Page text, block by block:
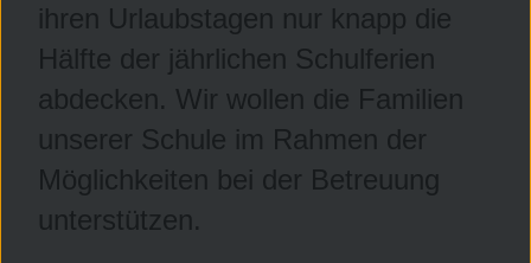
ihren Urlaubstagen nur knapp die
Hälfte der jährlichen Schulferien
abdecken. Wir wollen die Familien
unserer Schule im Rahmen der
Möglichkeiten bei der Betreuung
unterstützen.